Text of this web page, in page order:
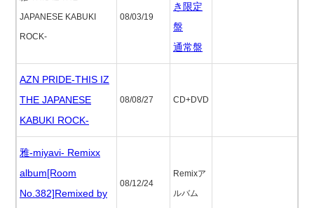
JAPANESE KABUKI
ROCK-
08/03/19
き限定
盤
通常盤
AZN PRIDE-THIS IZ
THE JAPANESE
KABUKI ROCK-
08/08/27 CD+DVD
雅-miyavi- Remixx
album[Room
No.382]Remixed by
08/12/24
Remixア
ルバム